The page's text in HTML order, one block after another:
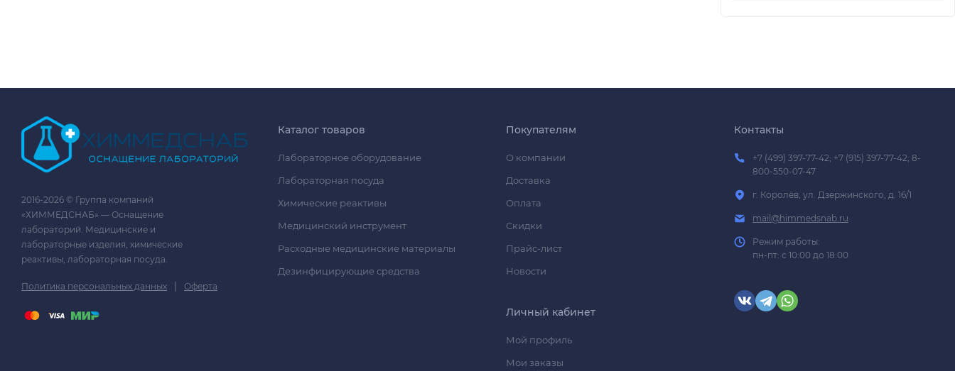
2016-2026 © Группа компаний
«ХИММЕДСНАБ» — Оснащение
лабораторий. Медицинские и
лабораторные изделия, химические
реактивы, лабораторная посуда.
Политика персональных данных | Оферта
Каталог товаров
Лабораторное оборудование
Лабораторная посуда
Химические реактивы
Медицинский инструмент
Расходные медицинские материалы
Дезинфицирующие средства
Покупателям
О компании
Доставка
Оплата
Скидки
Прайс-лист
Новости
Личный кабинет
Мой профиль
Мои заказы
Контакты
+7 (499) 397-77-42; +7 (915) 397-77-42; 8-
800-550-07-47
г. Королёв, ул. Дзержинского, д. 16/1
mail@himmedsnab.ru
Режим работы:
пн-пт: с 10:00 до 18:00